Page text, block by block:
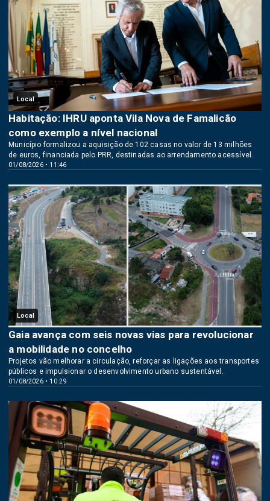
Local
01/08/2026 • 11:46
Habitação: IHRU aponta Vila Nova de Famalicão
como exemplo a nível nacional
Município formalizou a aquisição de 102 casas no valor de 13 milhões
de euros, financiada pelo PRR, destinadas ao arrendamento acessível.
Local
01/08/2026 • 10:29
Gaia avança com seis novas vias para revolucionar
a mobilidade no concelho
Projetos vão melhorar a circulação, reforçar as ligações aos transportes
públicos e impulsionar o desenvolvimento urbano sustentável.